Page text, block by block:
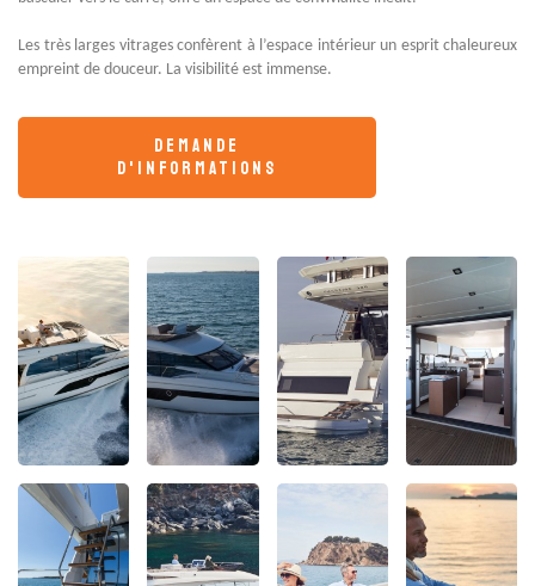
Les très larges vitrages confèrent à l’espace intérieur un esprit chaleureux
empreint de douceur. La visibilité est immense.
demande
d'informations